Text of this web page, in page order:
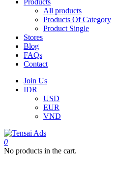
All products
Products Of Category
Product Single
Stores
Blog
FAQs
Contact
Join Us
IDR
USD
EUR
VND
0
No products in the cart.